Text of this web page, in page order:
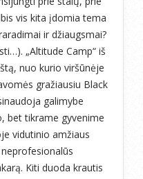
vis kita įdomia tema
ir džiaugsmai?
„Altitude Camp“ iš
nuo kurio viršūnėje
gražiausiu Black
galimybe
bet tikrame gyvenime
vidutinio amžiaus
Kiti duoda krautis